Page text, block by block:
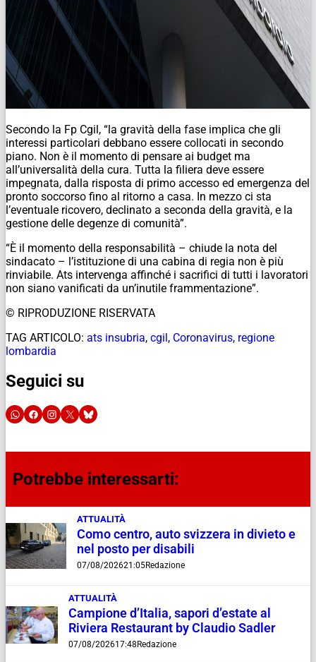
Secondo la Fp Cgil, “la gravità della fase implica che gli
interessi particolari debbano essere collocati in secondo
piano. Non è il momento di pensare ai budget ma
all’universalità della cura. Tutta la filiera deve essere
impegnata, dalla risposta di primo accesso ed emergenza del
pronto soccorso fino al ritorno a casa. In mezzo ci sta
l’eventuale ricovero, declinato a seconda della gravità, e la
gestione delle degenze di comunità”.
“È il momento della responsabilità – chiude la nota del
sindacato – l’istituzione di una cabina di regia non è più
rinviabile. Ats intervenga affinché i sacrifici di tutti i lavoratori
non siano vanificati da un’inutile frammentazione”.
© RIPRODUZIONE RISERVATA
TAG ARTICOLO: ats insubria, cgil, Coronavirus, regione
lombardia
Seguici su
Potrebbe interessarti:
ATTUALITÀ
Como centro, auto svizzera in divieto e
nel posto per disabili
07/08/202621:05Redazione
ATTUALITÀ
Campione d’Italia, sapori d’estate al
Riviera Restaurant by Claudio Sadler
07/08/202617:48 Redazione